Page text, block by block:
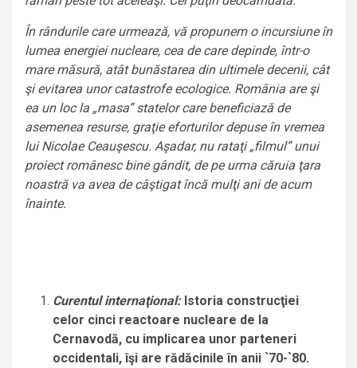
În rândurile care urmează, vă propunem o incursiune în
lumea energiei nucleare, cea de care depinde, într-o
mare măsură, atât bunăstarea din ultimele decenii, cât
şi evitarea unor catastrofe ecologice. România are şi
ea un loc la „masa” statelor care beneficiază de
asemenea resurse, graţie eforturilor depuse în vremea
lui Nicolae Ceauşescu. Aşadar, nu rataţi „filmul” unui
proiect românesc bine gândit, de pe urma căruia ţara
noastră va avea de câştigat încă mulţi ani de acum
înainte.
Curentul internaţional:Istoria construcţiei
celor cinci reactoare nucleare de la
Cernavodă, cu implicarea unor parteneri
occidentali, îşi are rădăcinile în anii `70-`80.